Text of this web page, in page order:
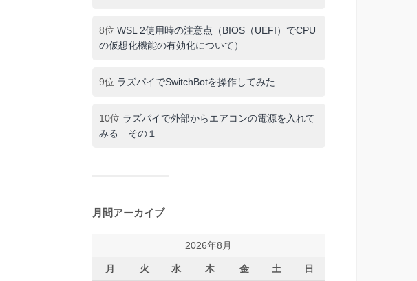
8位 WSL 2使用時の注意点（BIOS（UEFI）でCPU
の仮想化機能の有効化について）
9位 ラズパイでSwitchBotを操作してみた
10位 ラズパイで外部からエアコンの電源を入れて
みる その１
月間アーカイブ
2026年8月
月 火 水 木 金 土 日